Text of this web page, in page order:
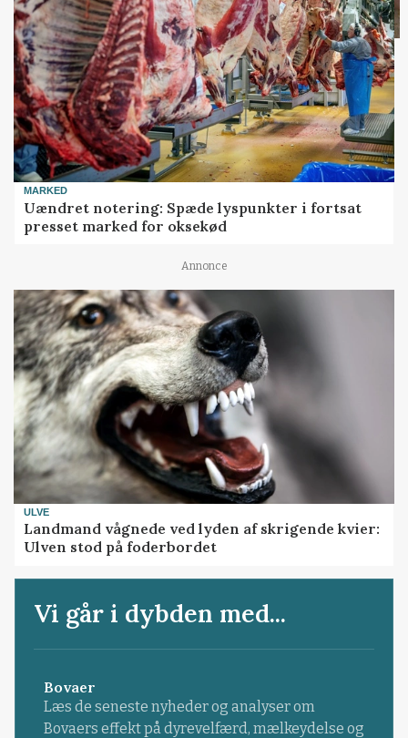
MARKED
Uændret notering: Spæde lyspunkter i fortsat
presset marked for oksekød
Annonce
ULVE
Landmand vågnede ved lyden af skrigende kvier:
Ulven stod på foderbordet
Vi går i dybden med...
Bovaer
Læs de seneste nyheder og analyser om
Bovaers effekt på dyrevelfærd, mælkeydelse og